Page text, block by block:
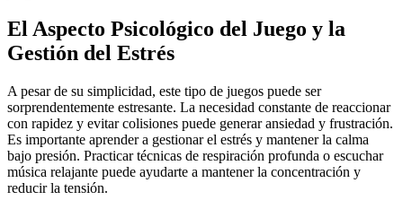
El Aspecto Psicológico del Juego y la
Gestión del Estrés
A pesar de su simplicidad, este tipo de juegos puede ser
sorprendentemente estresante. La necesidad constante de reaccionar
con rapidez y evitar colisiones puede generar ansiedad y frustración.
Es importante aprender a gestionar el estrés y mantener la calma
bajo presión. Practicar técnicas de respiración profunda o escuchar
música relajante puede ayudarte a mantener la concentración y
reducir la tensión.